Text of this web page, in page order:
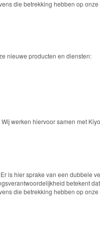
die betrekking hebben op
nieuwe producten en diensten:
werken hiervoor samen met
is hier sprake van een dubbele
betekent
die betrekking hebben op